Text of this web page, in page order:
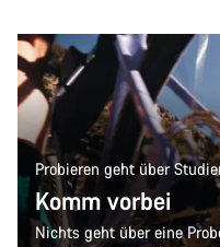
Probieren geht über
Komm vorbei
Nichts geht über eine